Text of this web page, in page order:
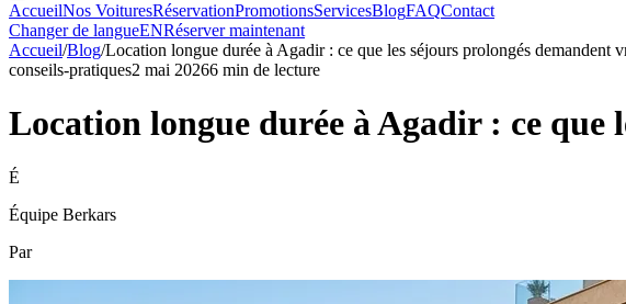
AccueilNos VoituresRéservationPromotionsServicesBlogFAQContact
Changer de langueENRéserver maintenant
Accueil/Blog/Location longue durée à Agadir : ce que les séjours prolongés demandent
conseils-pratiques2 mai 20266 min de lecture
Location longue durée à Agadir : ce que
É
Équipe Berkars
Par